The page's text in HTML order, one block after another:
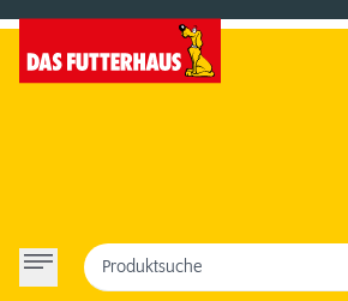
Produktsuche